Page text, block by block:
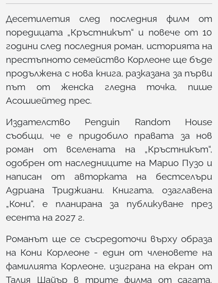
Десетилетия след последния филм от
поредицата „Кръстникът“ и повече от 10
години след последния роман, историята на
престъпното семейство Корлеоне ще бъде
продължена с нова книга, разказана за първи
път от женска гледна точка, пише
Асошиейтед прес.
Издателство Penguin Random House
съобщи, че е придобило правата за нов
роман от вселената на „Кръстникът“,
одобрен от наследниците на Марио Пузо и
написан от авторката на бестселъри
Адриана Триджиани. Книгата, озаглавена
„Кони“, е планирана за публикуване през
есента на 2027 г.
Романът ще се съсредоточи върху образа
на Кони Корлеоне - един от членовете на
фамилията Корлеоне, изиграна на екран от
Талия Шайър в трите филма от сагата.